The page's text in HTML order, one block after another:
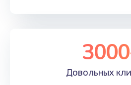
Довольных